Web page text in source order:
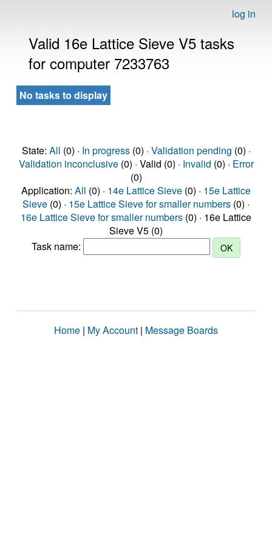
log in
Valid 16e Lattice Sieve V5 tasks
for computer 7233763
No tasks to display
State: All (0) · In progress(0) · Validation pending (0) ·
Validation inconclusive(0) · Valid (0) · Invalid (0) · Error
(0)
Application: All (0) · 14e Lattice Sieve (0) · 15e Lattice
Sieve (0) · 15e Lattice Sieve for smaller numbers (0) ·
16e Lattice Sieve for smaller numbers (0) · 16e Lattice
Sieve V5 (0)
Task name:
Home | My Account | Message Boards